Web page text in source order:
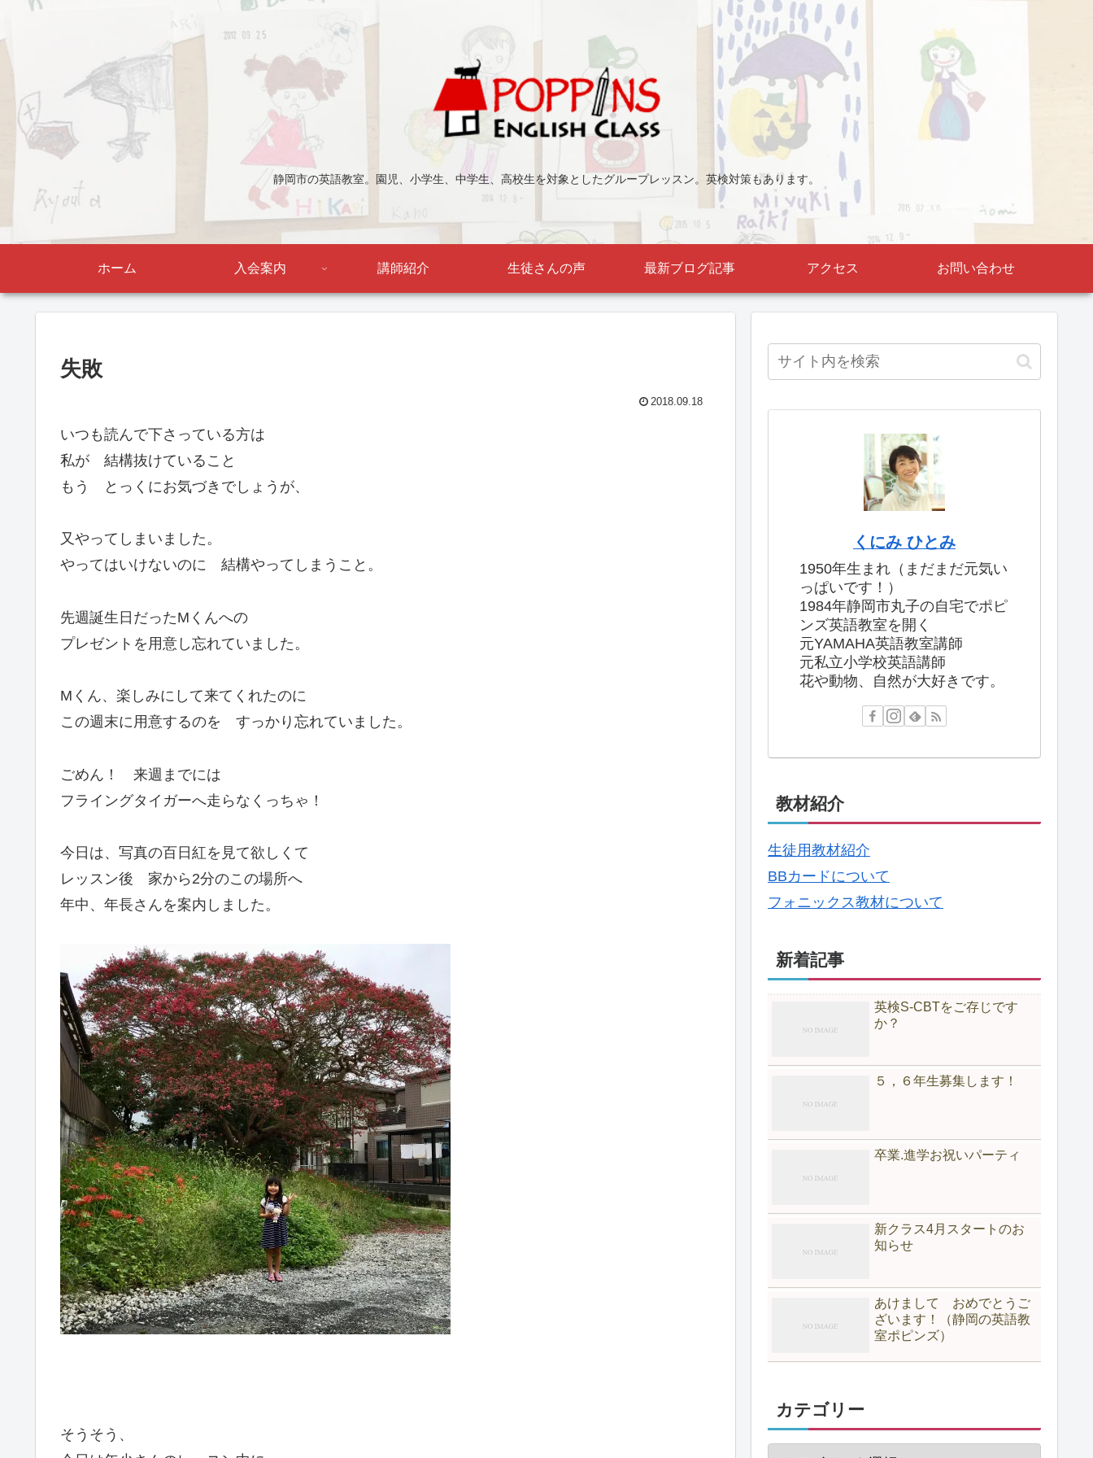
静岡市の英語教室。園児、小学生、中学生、高校生を対象としたグループレッスン。英検対策もあります。
ホーム 入会案内 講師紹介 生徒さんの声 最新ブログ記事 アクセス お問い合わせ
失敗
2018.09.18
いつも読んで下さっている方は
私が 結構抜けていること
もう とっくにお気づきでしょうが、
又やってしまいました。
やってはいけないのに 結構やってしまうこと。
先週誕生日だったMくんへの
プレゼントを用意し忘れていました。
Mくん、楽しみにして来てくれたのに
この週末に用意するのを すっかり忘れていました。
ごめん！ 来週までには
フライングタイガーへ走らなくっちゃ！
今日は、写真の百日紅を見て欲しくて
レッスン後 家から2分のこの場所へ
年中、年長さんを案内しました。
そうそう、
くにみ ひとみ
1950年生まれ（まだまだ元気い
っぱいです！）
1984年静岡市丸子の自宅でポピ
ンズ英語教室を開く
元YAMAHA英語教室講師
元私立小学校英語講師
花や動物、自然が大好きです。
教材紹介
生徒用教材紹介
BBカードについて
フォニックス教材について
新着記事
英検S-CBTをご存じです
か？
５，６年生募集します！
卒業.進学お祝いパーティ
新クラス4月スタートのお
知らせ
あけまして おめでとうご
ざいます！（静岡の英語教
室ポピンズ）
カテゴリー